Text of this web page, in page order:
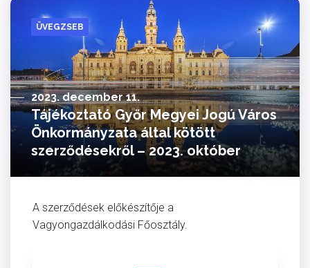
ÜVEGZSEB
2023. december 11.
Tájékoztató Győr Megyei Jogú Város
Önkormányzata által kötött
szerződésekről – 2023. október
A szerződések előkészítője a
Vagyongazdálkodási Főosztály.